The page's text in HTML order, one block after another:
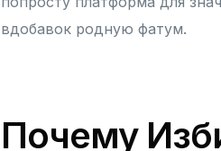
вдобавок родную фатум.
Почему